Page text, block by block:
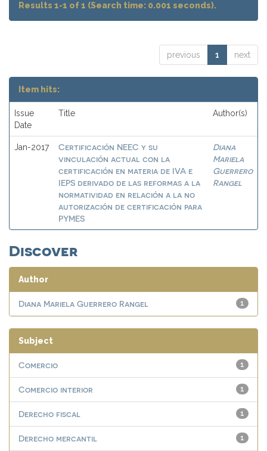
Results 1-1 of 1 (Search time: 0.001 seconds).
previous 1 next
Item hits:
Issue
Date
Title Author(s)
Jan-2017
Certificación NEEC y su
vinculación actual con la
certificación en materia de IVA e
IEPS derivado de las reformas a la
normatividad en relación a la no
autorización de certificación para
PYMES
Diana
Mariela
Guerrero
Rangel
Discover
Author
1
Diana Mariela Guerrero Rangel
Subject
1
Comercio
1
Comercio interior
1
Derecho fiscal
1
Derecho mercantil